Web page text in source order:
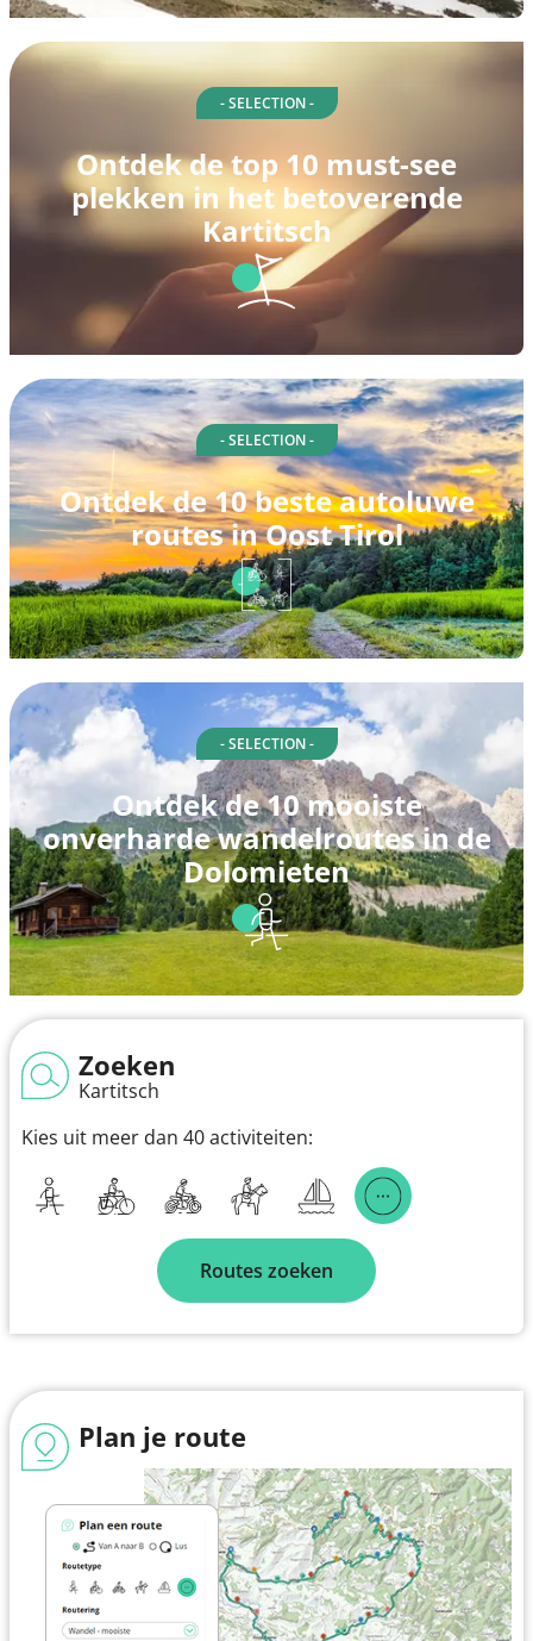
- SELECTION -
Ontdek de top 10 must-see
plekken in het betoverende
Kartitsch
- SELECTION -
Ontdek de 10 beste autoluwe
routes in Oost Tirol
- SELECTION -
Ontdek de 10 mooiste
onverharde wandelroutes in de
Dolomieten
Zoeken
Kartitsch
Kies uit meer dan 40 activiteiten:
Routes zoeken
Plan je route